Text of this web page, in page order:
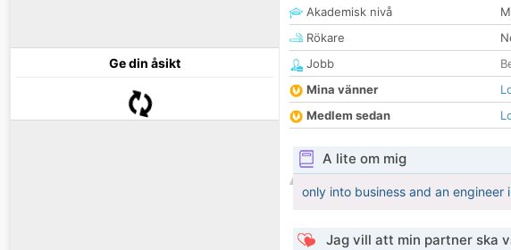
Ge din åsikt
Akademisk nivå
Rökare
Jobb
Mina vänner
Medlem sedan
A lite om mig
only into business and an
Jag vill att min partner ska